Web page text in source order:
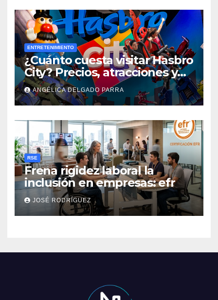
ENTRETENIMIENTO
¿Cuánto cuesta visitar Hasbro
City? Precios, atracciones y
actividades de Summer Fest
ANGÉLICA DELGADO PARRA
RSE
Frena rigidez laboral la
inclusión en empresas: efr
JOSÉ RODRÍGUEZ